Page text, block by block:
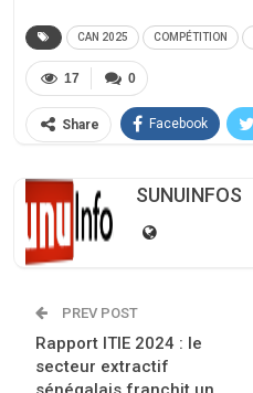
CAN 2025 COMPÉTITION
0
17
Share Facebook
SUNUINFOS
PREV POST
Rapport ITIE 2024 : le
secteur extractif